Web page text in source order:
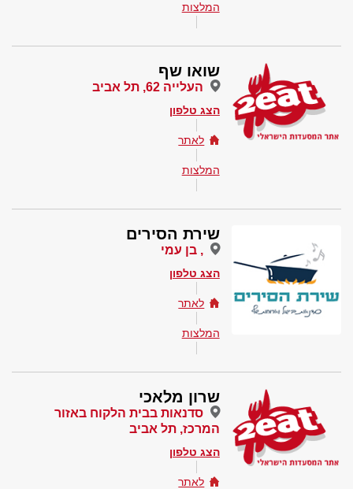
המלצות
שואו שף
העלייה 62, תל אביב
הצג טלפון
לאתר
המלצות
שירת הסירים
, בן עמי
הצג טלפון
לאתר
המלצות
שרון מלאכי
סדנאות בבית הלקוח באזור
המרכז, תל אביב
הצג טלפון
לאתר